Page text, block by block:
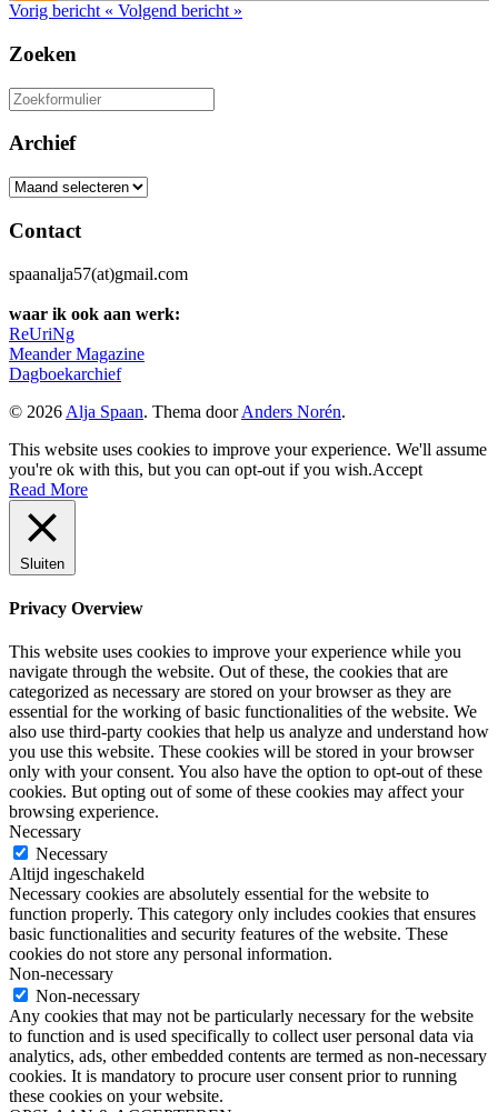
Vorig bericht « Volgend bericht »
Zoeken
Zoeken
naar:
Archief
Archief
Contact
spaanalja57(at)gmail.com
waar ik ook aan werk:
ReUriNg
Meander Magazine
Dagboekarchief
© 2026 Alja Spaan. Thema doorAnders Norén.
This website uses cookies to improve your experience. We'll assume
you're ok with this, but you can opt-out if you wish.Accept
Read More
Sluiten
Privacy Overview
This website uses cookies to improve your experience while you
navigate through the website. Out of these, the cookies that are
categorized as necessary are stored on your browser as they are
essential for the working of basic functionalities of the website. We
also use third-party cookies that help us analyze and understand how
you use this website. These cookies will be stored in your browser
only with your consent. You also have the option to opt-out of these
cookies. But opting out of some of these cookies may affect your
browsing experience.
Necessary
Necessary
Altijd ingeschakeld
Necessary cookies are absolutely essential for the website to
function properly. This category only includes cookies that ensures
basic functionalities and security features of the website. These
cookies do not store any personal information.
Non-necessary
Non-necessary
Any cookies that may not be particularly necessary for the website
to function and is used specifically to collect user personal data via
analytics, ads, other embedded contents are termed as non-necessary
cookies. It is mandatory to procure user consent prior to running
these cookies on your website.